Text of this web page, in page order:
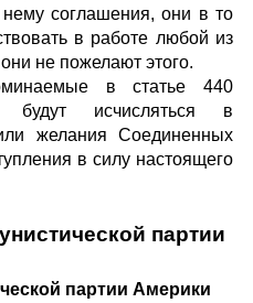
нему соглашения, они в то
в работе любой из
не пожелают этого.
в статье 440
будут исчисляться в
желания Соединенных
в силу настоящего
партии
партии Америки